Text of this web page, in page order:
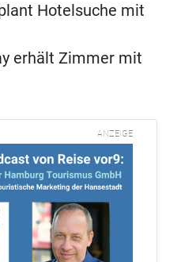
Hotelsuche mit
erhält Zimmer mit
ANZEIGE